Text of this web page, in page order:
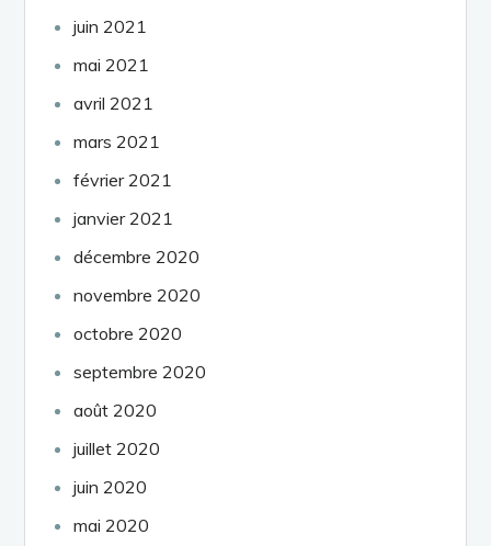
juin 2021
mai 2021
avril 2021
mars 2021
février 2021
janvier 2021
décembre 2020
novembre 2020
octobre 2020
septembre 2020
août 2020
juillet 2020
juin 2020
mai 2020